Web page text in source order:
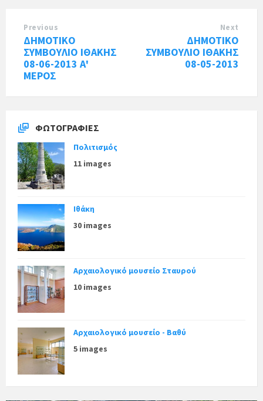
Previous
ΔΗΜΟΤΙΚΟ
ΣΥΜΒΟΥΛΙΟ ΙΘΑΚΗΣ
08-06-2013 Α'
ΜΕΡΟΣ
Next
ΔΗΜΟΤΙΚΟ
ΣΥΜΒΟΥΛΙΟ ΙΘΑΚΗΣ
08-05-2013
ΦΩΤΟΓΡΑΦΊΕΣ
Πολιτισμός
11 images
Ιθάκη
30 images
Αρχαιολογικό μουσείο Σταυρού
10 images
Αρχαιολογικό μουσείο - Βαθύ
5 images